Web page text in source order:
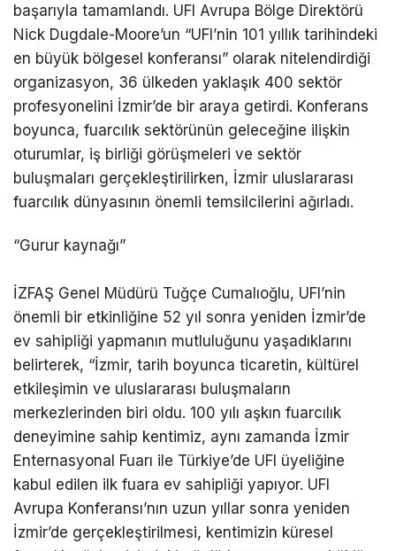
başarıyla tamamlandı. UFI Avrupa Bölge Direktörü
Nick Dugdale-Moore’un “UFI’nin 101 yıllık tarihindeki
en büyük bölgesel konferansı” olarak nitelendirdiği
organizasyon, 36 ülkeden yaklaşık 400 sektör
profesyonelini İzmir’de bir araya getirdi. Konferans
boyunca, fuarcılık sektörünün geleceğine ilişkin
oturumlar, iş birliği görüşmeleri ve sektör
buluşmaları gerçekleştirilirken, İzmir uluslararası
fuarcılık dünyasının önemli temsilcilerini ağırladı.
“Gurur kaynağı”
İZFAŞ Genel Müdürü Tuğçe Cumalıoğlu, UFI’nin
önemli bir etkinliğine 52 yıl sonra yeniden İzmir’de
ev sahipliği yapmanın mutluluğunu yaşadıklarını
belirterek, “İzmir, tarih boyunca ticaretin, kültürel
etkileşimin ve uluslararası buluşmaların
merkezlerinden biri oldu. 100 yılı aşkın fuarcılık
deneyimine sahip kentimiz, aynı zamanda İzmir
Enternasyonal Fuarı ile Türkiye’de UFI üyeliğine
kabul edilen ilk fuara ev sahipliği yapıyor. UFI
Avrupa Konferansı’nın uzun yıllar sonra yeniden
İzmir’de gerçekleştirilmesi, kentimizin küresel